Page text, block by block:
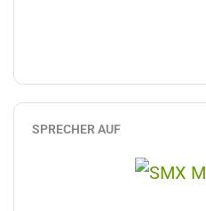
SPRECHER AUF